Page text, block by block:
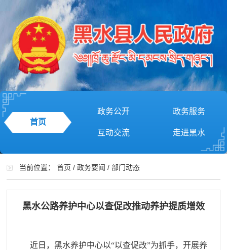
首页
政务公开 政务服务
互动交流 走进黑水
当前位置：首页 /政务要闻 /部门动态
黑水公路养护中心以查促改推动养护提质增效
近日，黑水养护中心以“以查促改”为抓手，开展养